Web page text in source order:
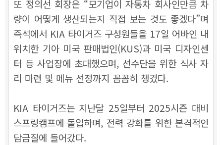
또 정의선 회장은 “모기업이 자동차 회사인만큼 차
량이 어떻게 생산되는지 직접 보는 것도 좋겠다”며
즉석에서 KIA 타이거즈 구성원들을 17일 어바인 내
위치한 기아 미국 판매법인(KUS)과 미국 디자인센
터 등 사업장에 초대했으며, 선수단을 위한 식사 자
리 마련 및 메뉴 선정까지 꼼꼼히 챙겼다.
KIA 타이거즈는 지난달 25일부터 2025시즌 대비
스프링캠프에 돌입하며, 전력 강화를 위한 본격적인
담금질에 들어갔다.